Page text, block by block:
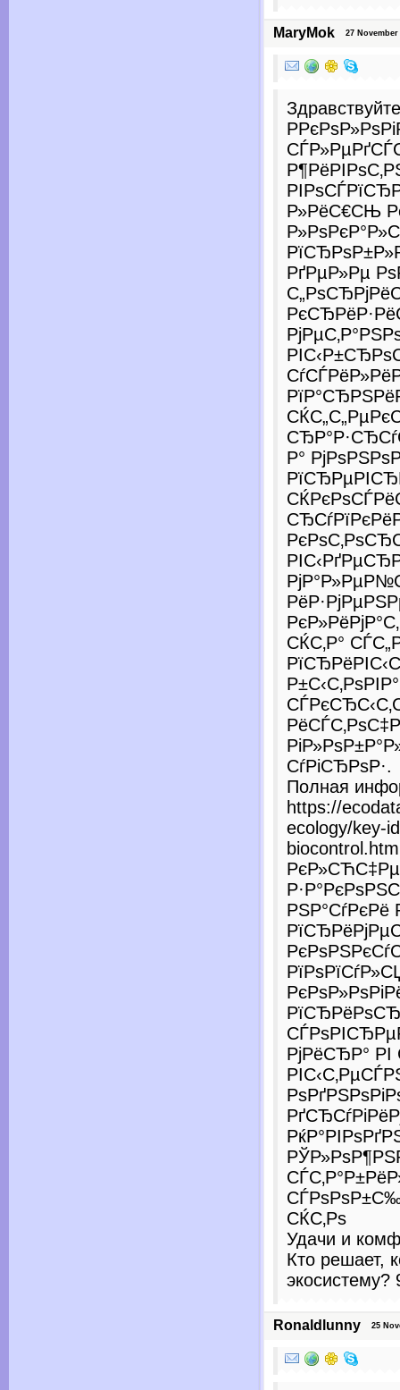
MaryMok 27 November
Р»РёС€СЊ
РґРµР»Рµ
Р°
СЌС‚Р°
СѓРіСЂРѕР·.
Полная
https://
ecology/key-
РјРёСЂР° РІ
СЌС‚Рѕ
Удачи и
Кто решает,
экосистему?
Ronaldlunny 25